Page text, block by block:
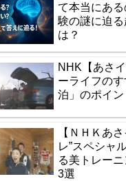
て本当にあ
験の謎に迫る
は？
NHK【あさ
ーライフの
泊」のポイン
【ＮＨＫあ
レ”スペシャ
る美トレー
3選